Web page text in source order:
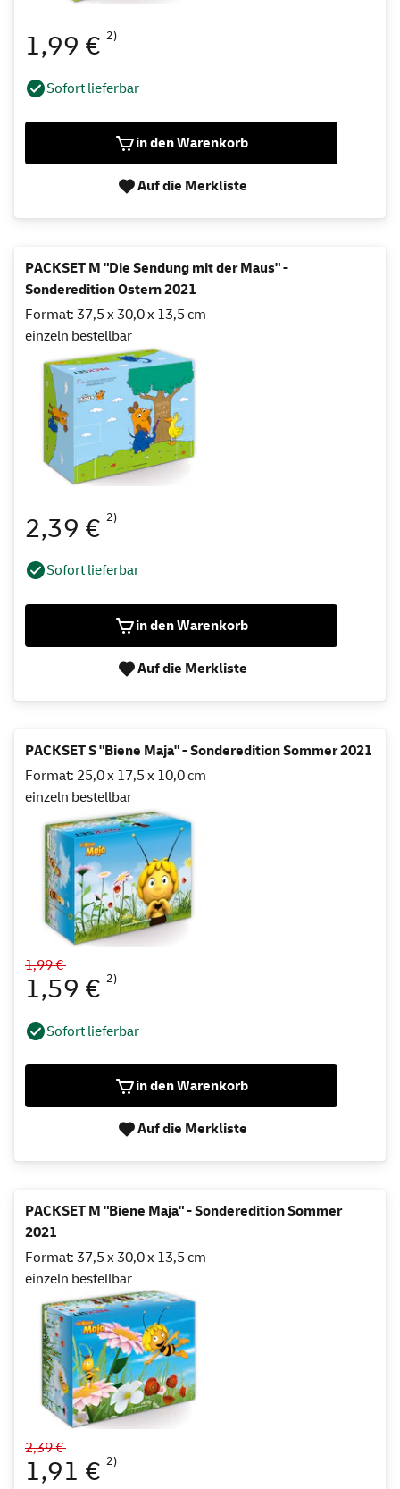
1,99 € 2)
Sofort lieferbar
in den Warenkorb
Auf die Merkliste
PACKSET M "Die Sendung mit der Maus" -
Sonderedition Ostern 2021
Format: 37,5 x 30,0 x 13,5 cm
einzeln bestellbar
2,39 € 2)
Sofort lieferbar
in den Warenkorb
Auf die Merkliste
PACKSET S "Biene Maja" - Sonderedition Sommer 2021
Format: 25,0 x 17,5 x 10,0 cm
einzeln bestellbar
1,99 €
1,59 € 2)
Sofort lieferbar
in den Warenkorb
Auf die Merkliste
PACKSET M "Biene Maja" - Sonderedition Sommer
2021
Format: 37,5 x 30,0 x 13,5 cm
einzeln bestellbar
2,39 €
1,91 € 2)